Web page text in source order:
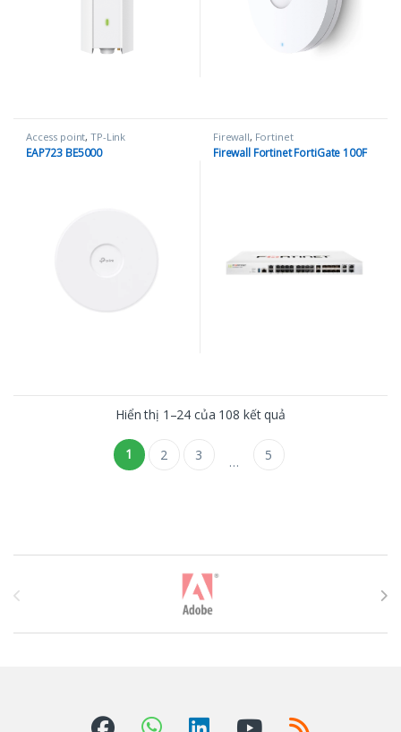
Access point,TP-Link
EAP723 BE5000
Firewall, Fortinet
Firewall Fortinet FortiGate 100F
Hiển thị 1–24 của 108 kết quả
1 2 3 … 5
ư